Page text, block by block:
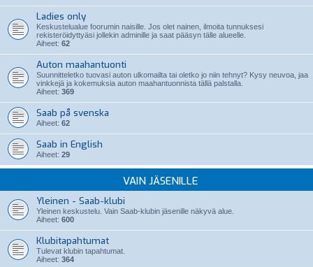
Ladies only
Keskustelualue foorumin naisille. Jos olet nainen, ilmoita tunnuksesi
rekisteröidyttyäsi jollekin adminille ja saat pääsyn tälle alueelle.
Aiheet: 62
Auton maahantuonti
Suunnitteletko tuovasi auton ulkomailta tai oletko jo niin tehnyt? Kysy neuvoa, jaa
vinkkejä ja kokemuksia auton maahantuonnista tällä palstalla.
Aiheet: 369
Saab på svenska
Aiheet: 62
Saab in English
Aiheet: 29
VAIN JÄSENILLE
Yleinen - Saab-klubi
Yleinen keskustelu. Vain Saab-klubin jäsenille näkyvä alue.
Aiheet: 600
Klubitapahtumat
Tulevat klubin tapahtumat.
Aiheet: 364